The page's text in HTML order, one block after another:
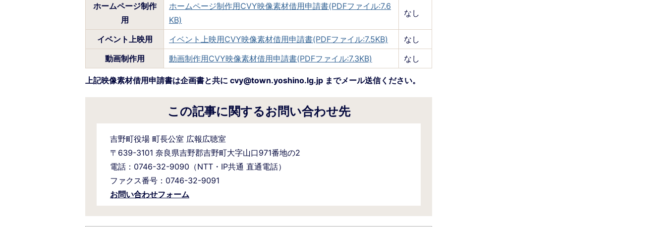
ホームページ制作
用
ホームページ制作用CVY映像素材借用申請書(PDFファイル:7.6
KB)
なし
イベント上映用 イベント上映用CVY映像素材借用申請書(PDFファイル:7.5KB)
なし
動画制作用
動画制作用CVY映像素材借用申請書(PDFファイル:7.3KB) なし
上記映像素材借用申請書は企画書と共に cvy@town.yoshino.lg.jp までメール送信ください。
この記事に関するお問い合わせ先
吉野町役場 町長公室 広報広聴室
〒639-3101 奈良県吉野郡吉野町大字山口971番地の2
電話：0746-32-9090（NTT・IP共通 直通電話）
ファクス番号：0746-32-9091
お問い合わせフォーム